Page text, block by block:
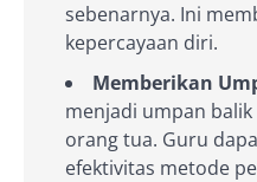
sebenarnya. Ini
kepercayaan diri.
Memberikan
menjadi umpan
orang tua. Guru
efektivitas metode